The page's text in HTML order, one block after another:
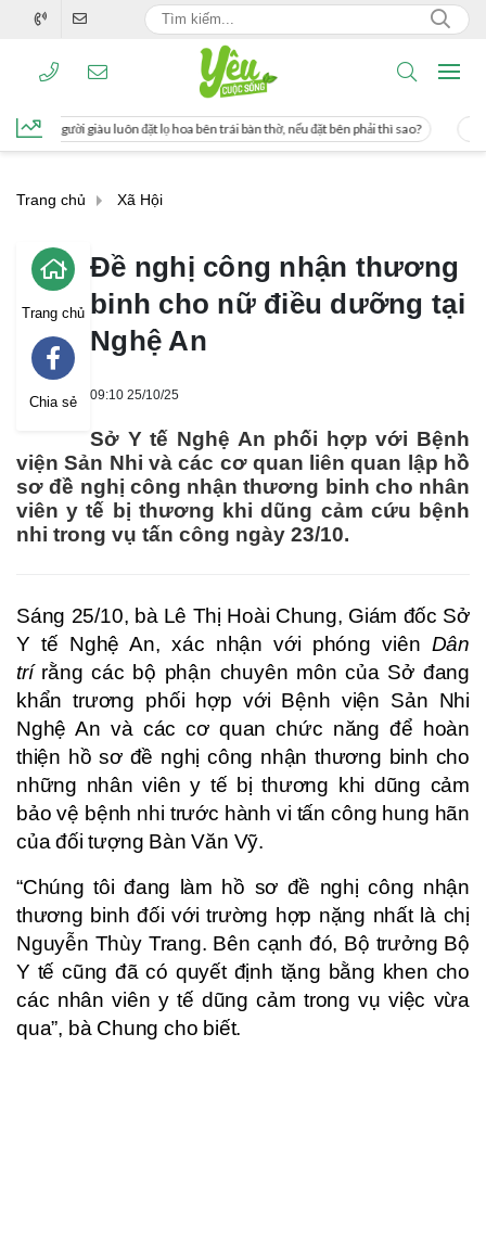
lọ hoa bên trái bàn thờ, nếu đặt bên phải thì sao? Cách uống nước mía
Trang chủ Xã Hội
Trang chủ
Chia sẻ
Đề nghị công nhận thương
binh cho nữ điều dưỡng tại
Nghệ An
09:10 25/10/25
Sở Y tế Nghệ An phối hợp với Bệnh
viện Sản Nhi và các cơ quan liên quan lập hồ
sơ đề nghị công nhận thương binh cho nhân
viên y tế bị thương khi dũng cảm cứu bệnh
nhi trong vụ tấn công ngày 23/10.
Sáng 25/10, bà Lê Thị Hoài Chung, Giám đốc Sở
Y tế Nghệ An, xác nhận với phóng viên Dân
trírằng các bộ phận chuyên môn của Sở đang
khẩn trương phối hợp với Bệnh viện Sản Nhi
Nghệ An và các cơ quan chức năng để hoàn
thiện hồ sơ đề nghị công nhận thương binh cho
những nhân viên y tế bị thương khi dũng cảm
bảo vệ bệnh nhi trước hành vi tấn công hung hãn
của đối tượng Bàn Văn Vỹ.
“Chúng tôi đang làm hồ sơ đề nghị công nhận
thương binh đối với trường hợp nặng nhất là chị
Nguyễn Thùy Trang. Bên cạnh đó, Bộ trưởng Bộ
Y tế cũng đã có quyết định tặng bằng khen cho
các nhân viên y tế dũng cảm trong vụ việc vừa
qua”, bà Chung cho biết.